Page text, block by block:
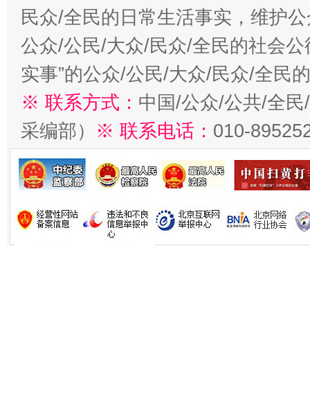
民众/全民的日常生活事实，维护
公众/公民/大众/民众/全民的社会公
实事”的公众/公民/大众/民众/全民
※ 联系方式： 中国/公众/公共/全
采编部） ※ 联系电话： 010-